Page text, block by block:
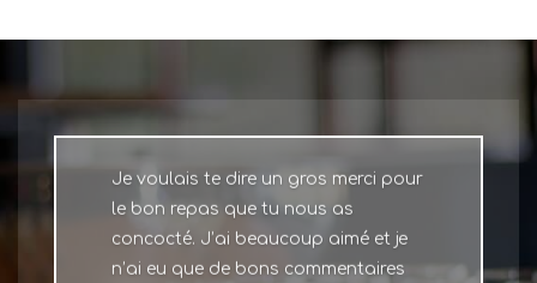
Je voulais te dire un gros merci pour
le bon repas que tu nous as
concocté. J’ai beaucoup aimé et je
n’ai eu que de bons commentaires